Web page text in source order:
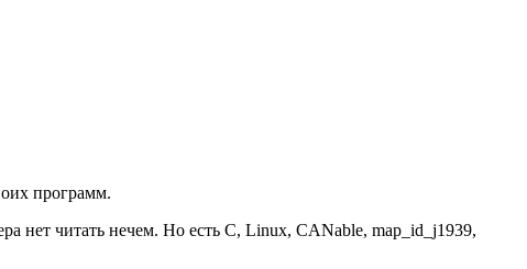
программ.
нет читать нечем. Но есть C, Linux, CANable, map_id_j1939,